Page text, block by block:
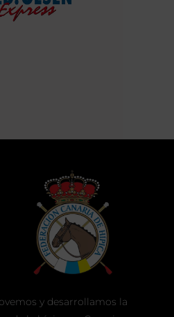
y desarrollamos la